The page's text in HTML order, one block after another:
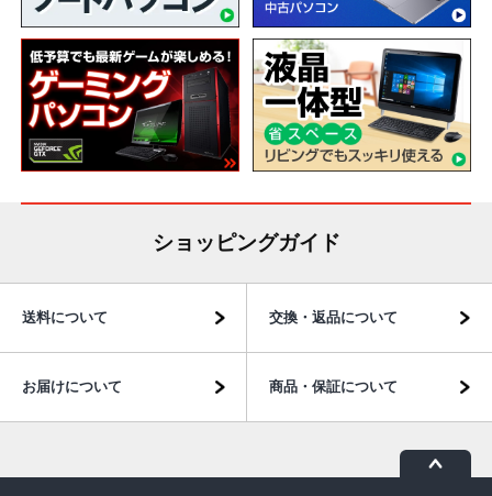
ショッピングガイド
送料について 交換・返品について
お届けについて 商品・保証について